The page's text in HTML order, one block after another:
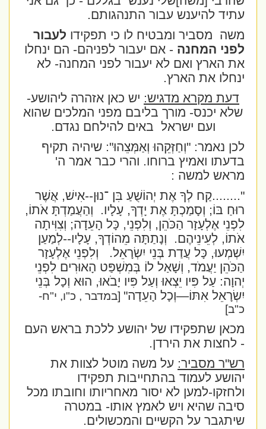
עתיד להיענש עבור התנהגותם.
משה מסביר ומבטיח לו כי תפקידולעבור
לפני המחנה- אם יעבור לפניהם- הם ינחלו
את הארץ ואם לא יעבור לפני המחנה- לא
ינחלו את הארץ.
דעת מקרא מדגיש:יש כאן אזהרה ליהושע-
שלא יכנס- מורך בליבם מפני המלכים שהוא
ועם ישראל באים להילחם נגדם.
לכן נאמר: " וְחַזְּקֵהוּ וְאַמְּצֵהוּ": שיהיה תקיף
בדעתו ואמיץ ברוחו. והרי כבר אמר ה'
מראש למשה:
"........קַח לְךָ אֶת יְהוֹשֻׁעַ בִּן ־נוּן--אִישׁ, אֲשֶׁר
רוּחַ בּוֹ; וְסָמַכְתָּ אֶת יָדְךָ, עָלָיו. וְהַעֲמַדְתָּ אֹתוֹ,
לִפְנֵי אֶלְעָזָר הַכֹּהֵן, וְלִפְנֵי, כָּל הָעֵדָה; וְצִוִּיתָה
אֹתוֹ, לְעֵינֵיהֶם. וְנָתַתָּה מֵהוֹדְךָ, עָלָיו--לְמַעַן
יִשְׁמְעוּ, כָּל עֲדַת בְּנֵי יִשְׂרָאֵל.
וְלִפְנֵי אֶלְעָזָר
הַכֹּהֵן יַעֲמֹד, וְשָׁאַל לוֹ בְּמִשְׁפַּט הָאוּרִים לִפְנֵי
יְהוָה: עַל פִּיו יֵצְאוּ וְעַל פִּיו יָבֹאוּ, הוּא וְכָל בְּנֵי
יִשְׂרָאֵל אִתּוֹ—וְכָל הָעֵדָה"[במדבר , כ"ו, י"ח-
כ"ב]
מכאן שתפקידו של יהושע ללכת בראש העם
- לחצות את הירדן.
רש"ר מסביר:על משה מוטל לצוות את
יהושע לעמוד בהתחייבות תפקידו
ולחזקו-למען לא יסור מאחריותו וחובתו מכל
סיבה שהיא ויש לאמץ אותו- במטרה
שיתגבר על הקשיים והמכשולים.